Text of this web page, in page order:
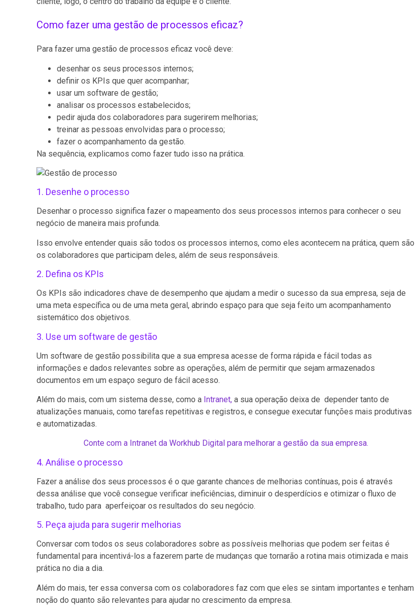
Como fazer uma gestão de processos eficaz?
Para fazer uma gestão de processos eficaz você deve:
desenhar os seus processos internos;
definir os KPIs que quer acompanhar;
usar um software de gestão;
analisar os processos estabelecidos;
pedir ajuda dos colaboradores para sugerirem melhorias;
treinar as pessoas envolvidas para o processo;
fazer o acompanhamento da gestão.
Na sequência, explicamos como fazer tudo isso na prática.
1. Desenhe o processo
Desenhar o processo significa fazer o mapeamento dos seus processos internos para conhecer o seu
negócio de maneira mais profunda.
Isso envolve entender quais são todos os processos internos, como eles acontecem na prática, quem são
os colaboradores que participam deles, além de seus responsáveis.
2. Defina os KPIs
Os KPIs são indicadores chave de desempenho que ajudam a medir o sucesso da sua empresa, seja de
uma meta específica ou de uma meta geral, abrindo espaço para que seja feito um acompanhamento
sistemático dos objetivos.
3. Use um software de gestão
Um software de gestão possibilita que a sua empresa acesse de forma rápida e fácil todas as
informações e dados relevantes sobre as operações, além de permitir que sejam armazenados
documentos em um espaço seguro de fácil acesso.
Além do mais, com um sistema desse, como a Intranet, a sua operação deixa de depender tanto de
atualizações manuais, como tarefas repetitivas e registros, e consegue executar funções mais produtivas
e automatizadas.
Conte com a Intranet da Workhub Digital para melhorar a gestão da sua empresa.
4. Análise o processo
Fazer a análise dos seus processos é o que garante chances de melhorias contínuas, pois é através
dessa análise que você consegue verificar ineficiências, diminuir o desperdícios e otimizar o fluxo de
trabalho, tudo para aperfeiçoar os resultados do seu negócio.
5. Peça ajuda para sugerir melhorias
Conversar com todos os seus colaboradores sobre as possíveis melhorias que podem ser feitas é
fundamental para incentivá-los a fazerem parte de mudanças que tornarão a rotina mais otimizada e mais
prática no dia a dia.
Além do mais, ter essa conversa com os colaboradores faz com que eles se sintam importantes e tenham
noção do quanto são relevantes para ajudar no crescimento da empresa.